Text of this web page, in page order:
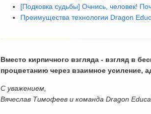
[Подковка судьбы] Очнись, человек!
Преимущества технологии Dragon
Вместо кирпичного взгляда - взгляд в
процветанию через взаимное усиление,
С уважением,
Вячеслав Тимофеев и команда Dragon